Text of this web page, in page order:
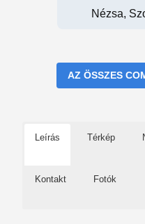
Nézsa,
AZ ÖSSZES
Leírás Térkép
Kontakt Fotók